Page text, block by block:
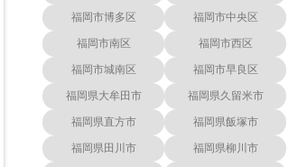
福岡市博多区 福岡市中央区
福岡市南区 福岡市西区
福岡市城南区 福岡市早良区
福岡県大牟田市 福岡県久留米市
福岡県直方市 福岡県飯塚市
福岡県田川市 福岡県柳川市